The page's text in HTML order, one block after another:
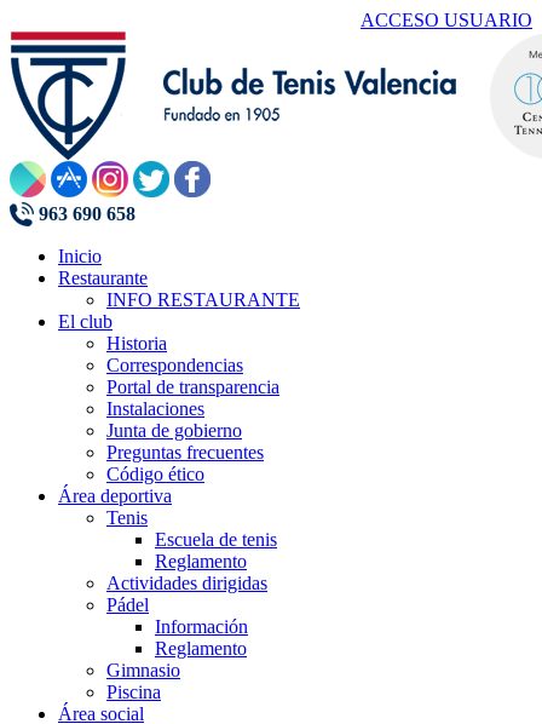
ACCESO USUARIO
963 690 658
Inicio
Restaurante
INFO RESTAURANTE
El club
Historia
Correspondencias
Portal de transparencia
Instalaciones
Junta de gobierno
Preguntas frecuentes
Código ético
Área deportiva
Tenis
Escuela de tenis
Reglamento
Actividades dirigidas
Pádel
Información
Reglamento
Gimnasio
Piscina
Área social